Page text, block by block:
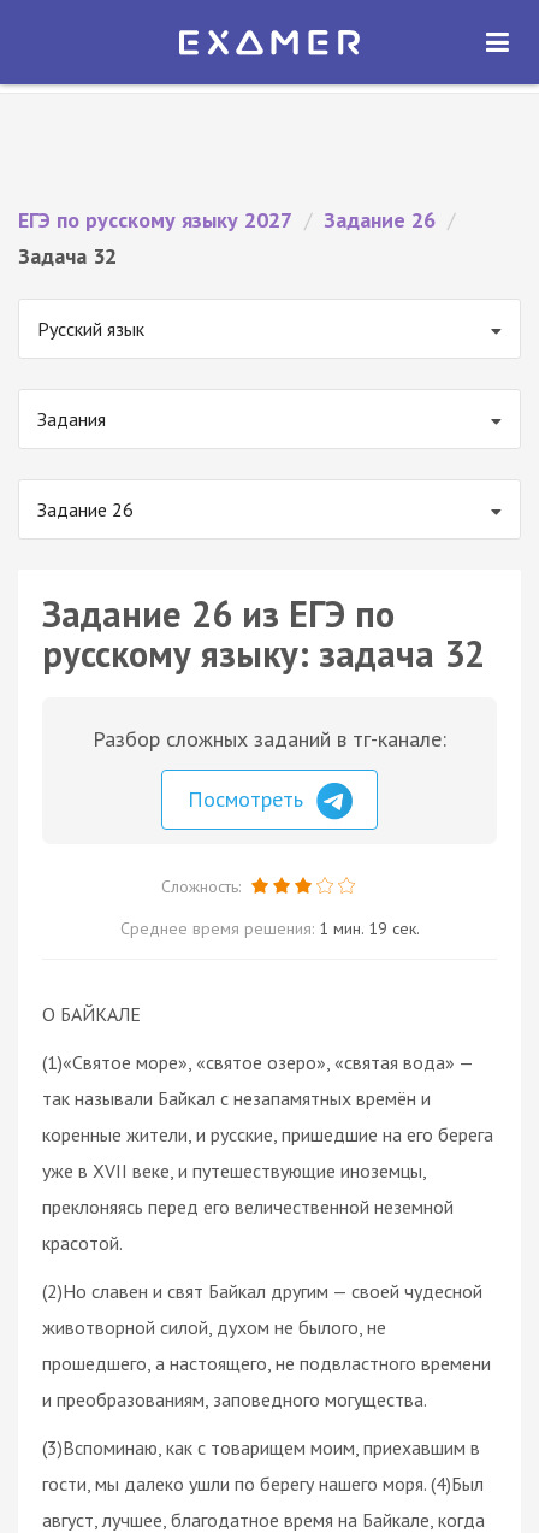
Экзамер — ЕГЭ 2027
ОТКРЫТЬ
ЕГЭ по русскому языку 2027 / Задание 26 /
Задача 32
Русский язык
Задания
Задание 26
Задание 26 из ЕГЭ по
русскому языку: задача 32
Разбор сложных заданий в тг-канале:
Посмотреть
Сложность:
Среднее время решения: 1 мин. 19 сек.
О БАЙКАЛЕ
(1)«Святое море», «святое озеро», «святая вода» —
так называли Байкал с незапамятных времён и
коренные жители, и русские, пришедшие на его берега
уже в XVII веке, и путешествующие иноземцы,
преклоняясь перед его величественной неземной
красотой.
(2)Но славен и свят Байкал другим — своей чудесной
животворной силой, духом не былого, не
прошедшего, а настоящего, не подвластного времени
и преобразованиям, заповедного могущества.
(3)Вспоминаю, как с товарищем моим, приехавшим в
гости, мы далеко ушли по берегу нашего моря. (4)Был
август, лучшее, благодатное время на Байкале, когда